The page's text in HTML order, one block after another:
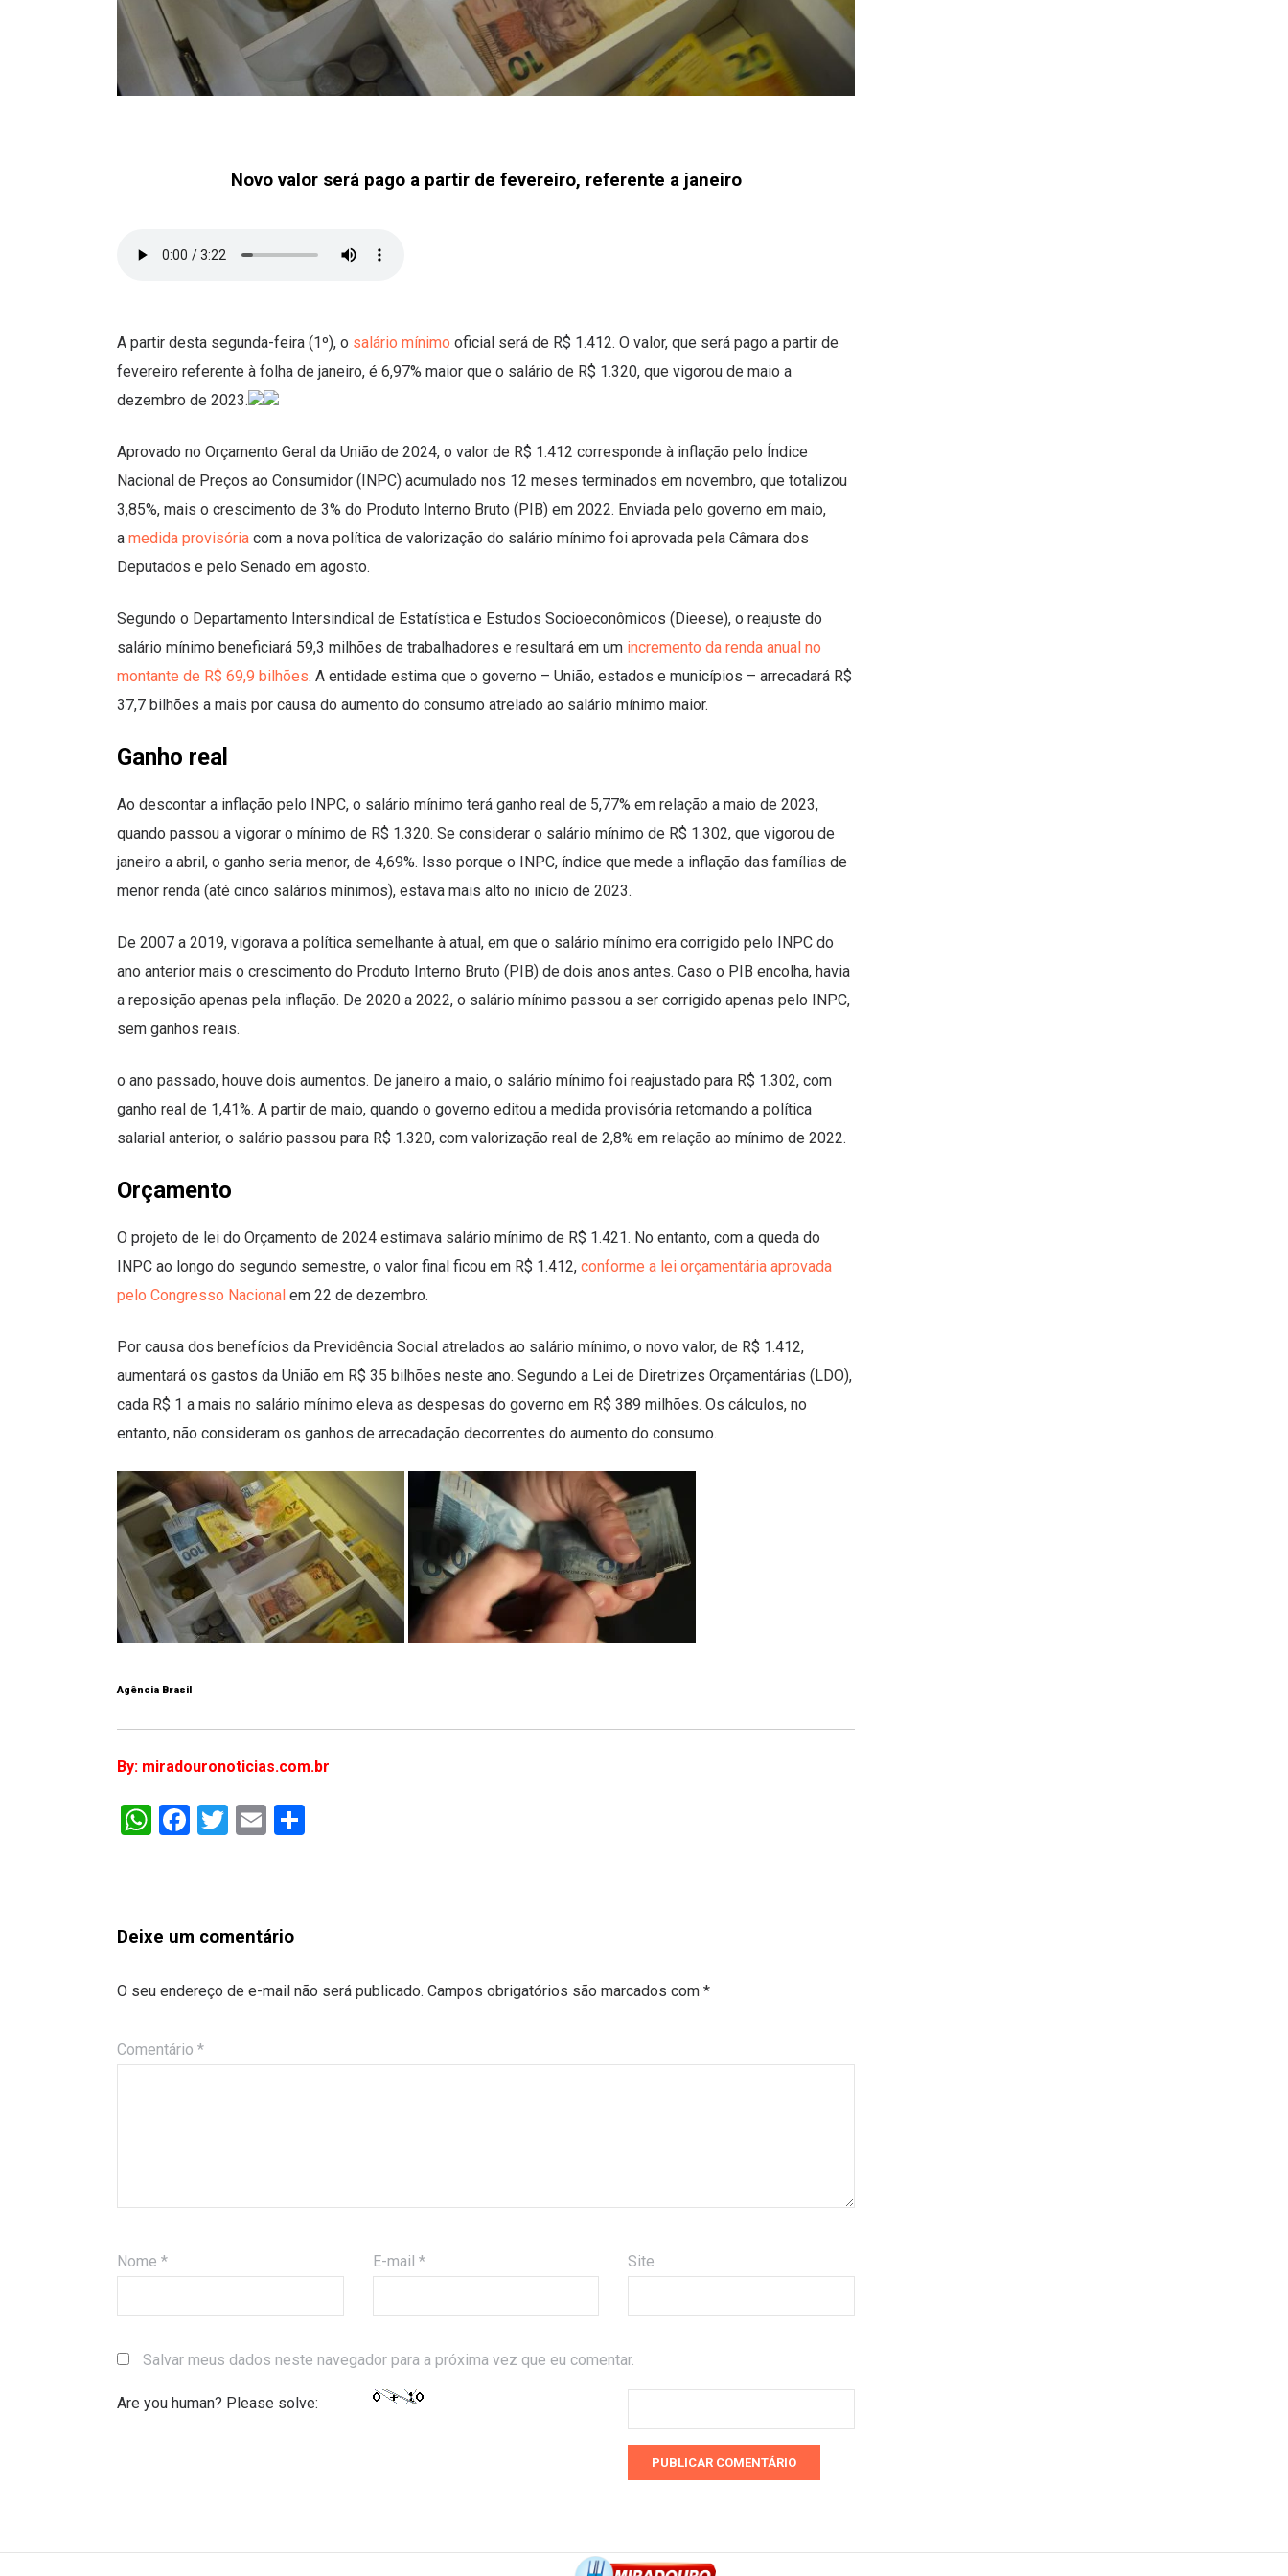
Novo valor será pago a partir de fevereiro, referente a janeiro
A partir desta segunda-feira (1º), o salário mínimo oficial será de R$ 1.412. O valor, que será pago a partir de
fevereiro referente à folha de janeiro, é 6,97% maior que o salário de R$ 1.320, que vigorou de maio a
dezembro de 2023.
Aprovado no Orçamento Geral da União de 2024, o valor de R$ 1.412 corresponde à inflação pelo Índice
Nacional de Preços ao Consumidor (INPC) acumulado nos 12 meses terminados em novembro, que totalizou
3,85%, mais o crescimento de 3% do Produto Interno Bruto (PIB) em 2022. Enviada pelo governo em maio,
a medida provisória com a nova política de valorização do salário mínimo foi aprovada pela Câmara dos
Deputados e pelo Senado em agosto.
Segundo o Departamento Intersindical de Estatística e Estudos Socioeconômicos (Dieese), o reajuste do
salário mínimo beneficiará 59,3 milhões de trabalhadores e resultará em um incremento da renda anual no
montante de R$ 69,9 bilhões. A entidade estima que o governo – União, estados e municípios – arrecadará R$
37,7 bilhões a mais por causa do aumento do consumo atrelado ao salário mínimo maior.
Ganho real
Ao descontar a inflação pelo INPC, o salário mínimo terá ganho real de 5,77% em relação a maio de 2023,
quando passou a vigorar o mínimo de R$ 1.320. Se considerar o salário mínimo de R$ 1.302, que vigorou de
janeiro a abril, o ganho seria menor, de 4,69%. Isso porque o INPC, índice que mede a inflação das famílias de
menor renda (até cinco salários mínimos), estava mais alto no início de 2023.
De 2007 a 2019, vigorava a política semelhante à atual, em que o salário mínimo era corrigido pelo INPC do
ano anterior mais o crescimento do Produto Interno Bruto (PIB) de dois anos antes. Caso o PIB encolha, havia
a reposição apenas pela inflação. De 2020 a 2022, o salário mínimo passou a ser corrigido apenas pelo INPC,
sem ganhos reais.
o ano passado, houve dois aumentos. De janeiro a maio, o salário mínimo foi reajustado para R$ 1.302, com
ganho real de 1,41%. A partir de maio, quando o governo editou a medida provisória retomando a política
salarial anterior, o salário passou para R$ 1.320, com valorização real de 2,8% em relação ao mínimo de 2022.
Orçamento
O projeto de lei do Orçamento de 2024 estimava salário mínimo de R$ 1.421. No entanto, com a queda do
INPC ao longo do segundo semestre, o valor final ficou em R$ 1.412, conforme a lei orçamentária aprovada
pelo Congresso Nacional em 22 de dezembro.
Por causa dos benefícios da Previdência Social atrelados ao salário mínimo, o novo valor, de R$ 1.412,
aumentará os gastos da União em R$ 35 bilhões neste ano. Segundo a Lei de Diretrizes Orçamentárias (LDO),
cada R$ 1 a mais no salário mínimo eleva as despesas do governo em R$ 389 milhões. Os cálculos, no
entanto, não consideram os ganhos de arrecadação decorrentes do aumento do consumo.
Agência Brasil
By: miradouronoticias.com.br
WhatsApp
Facebook
TwitterEmail
Deixe um comentário
O seu endereço de e-mail não será publicado. Campos obrigatórios são marcados com *
Comentário *
Nome * E-mail * Site
Salvar meus dados neste navegador para a próxima vez que eu comentar.
Are you human? Please solve: